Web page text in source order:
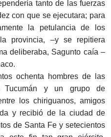
tanto de las fuerzas
con que se ejecutara; para
la petulancia de los
provincia, –y se repitiera
deliberaba, Sagunto caía –
ochenta hombres de las
Tucumán y un grupo de
los chiriguanos, amigos
y recibió de la ciudad de
de Santa Fe y setecientos